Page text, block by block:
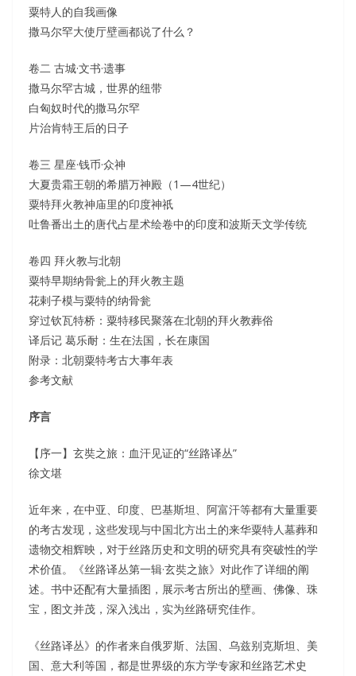
粟特人的自我画像
撒马尔罕大使厅壁画都说了什么？
卷二 古城·文书·遗事
撒马尔罕古城，世界的纽带
白匈奴时代的撒马尔罕
片治肯特王后的日子
卷三 星座·钱币·众神
大夏贵霜王朝的希腊万神殿（1—4世纪）
粟特拜火教神庙里的印度神祇
吐鲁番出土的唐代占星术绘卷中的印度和波斯天文学传统
卷四 拜火教与北朝
粟特早期纳骨瓮上的拜火教主题
花剌子模与粟特的纳骨瓮
穿过钦瓦特桥：粟特移民聚落在北朝的拜火教葬俗
译后记 葛乐耐：生在法国，长在康国
附录：北朝粟特考古大事年表
参考文献
序言
【序一】玄奘之旅：血汗见证的“丝路译丛”
徐文堪
近年来，在中亚、印度、巴基斯坦、阿富汗等都有大量重要
的考古发现，这些发现与中国北方出土的来华粟特人墓葬和
遗物交相辉映，对于丝路历史和文明的研究具有突破性的学
术价值。《丝路译丛第一辑·玄奘之旅》对此作了详细的阐
述。书中还配有大量插图，展示考古所出的壁画、佛像、珠
宝，图文并茂，深入浅出，实为丝路研究佳作。
《丝路译丛》的作者来自俄罗斯、法国、乌兹别克斯坦、美
国、意大利等国，都是世界级的东方学专家和丝路艺术史